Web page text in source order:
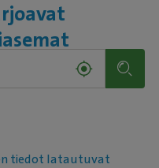
tiedot latautuvat